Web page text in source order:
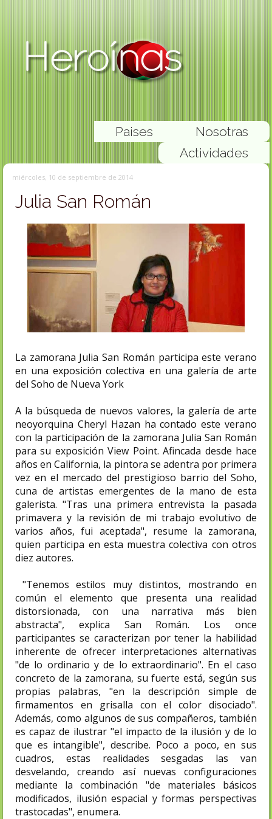
Nosotras
Paises
Actividades
miércoles, 10 de septiembre de 2014
Julia San Román
La zamorana Julia San Román participa este verano
en una exposición colectiva en una galería de arte
del Soho de Nueva York
A la búsqueda de nuevos valores, la galería de arte
neoyorquina Cheryl Hazan ha contado este verano
con la participación de la zamorana Julia San Román
para su exposición View Point. Afincada desde hace
años en California, la pintora se adentra por primera
vez en el mercado del prestigioso barrio del Soho,
cuna de artistas emergentes de la mano de esta
galerista. "Tras una primera entrevista la pasada
primavera y la revisión de mi trabajo evolutivo de
varios años, fui aceptada", resume la zamorana,
quien participa en esta muestra colectiva con otros
diez autores.
"Tenemos estilos muy distintos, mostrando en
común el elemento que presenta una realidad
distorsionada, con una narrativa más bien
abstracta", explica San Román. Los once
participantes se caracterizan por tener la habilidad
inherente de ofrecer interpretaciones alternativas
"de lo ordinario y de lo extraordinario". En el caso
concreto de la zamorana, su fuerte está, según sus
propias palabras, "en la descripción simple de
firmamentos en grisalla con el color disociado".
Además, como algunos de sus compañeros, también
es capaz de ilustrar "el impacto de la ilusión y de lo
que es intangible", describe. Poco a poco, en sus
cuadros, estas realidades sesgadas las van
desvelando, creando así nuevas configuraciones
mediante la combinación "de materiales básicos
modificados, ilusión espacial y formas perspectivas
trastocadas", enumera.